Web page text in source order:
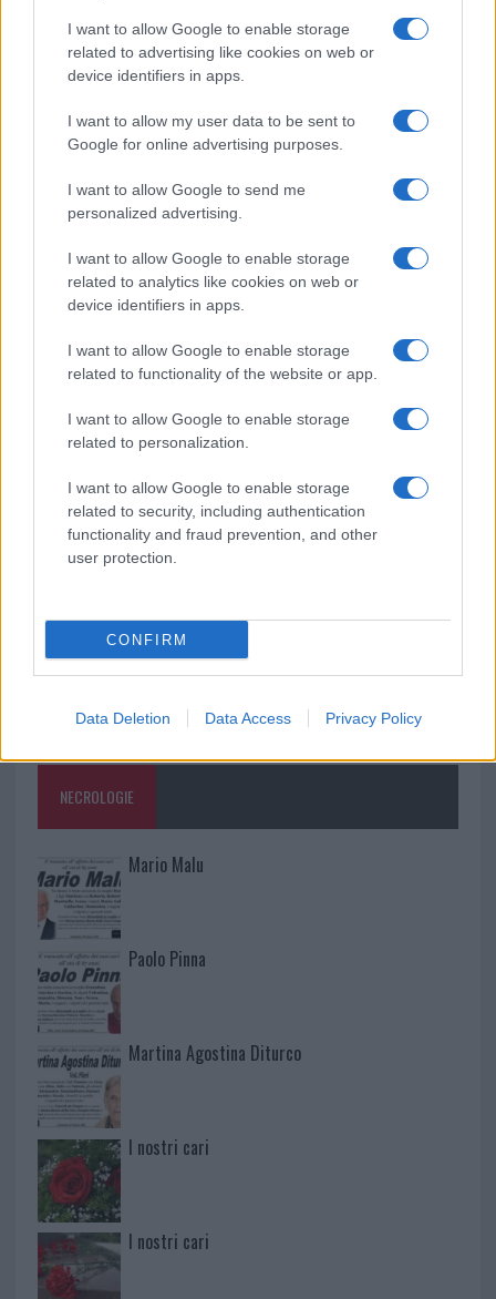
I want to allow Google to enable storage
related to advertising like cookies on web or
device identifiers in apps.
I want to allow my user data to be sent to
Google for online advertising purposes.
I want to allow Google to send me
personalized advertising.
I want to allow Google to enable storage
related to analytics like cookies on web or
device identifiers in apps.
I want to allow Google to enable storage
related to functionality of the website or app.
I want to allow Google to enable storage
related to personalization.
I want to allow Google to enable storage
related to security, including authentication
functionality and fraud prevention, and other
user protection.
CONFIRM
Data Deletion Data Access Privacy Policy
Michelle Hunziker in Gallura, bella anche dal
vivo: un amico vip svela come fa
Calangianus, dopo le polemiche il centro
accoglienza minori chiude
Olbia, divieto di sosta contro spaccio e degrado:
Pausa caffè impeccabile: come scegliere la
Monte Pino, la fine di un lungo dolore: storia e
rinascita della strada che segnò la Gallura
Raid nelle campagne di Berchidda, rischio per
la rete elettrica
NECROLOGIE
Mario Malu
Paolo Pinna
Martina Agostina Diturco
I nostri cari
I nostri cari